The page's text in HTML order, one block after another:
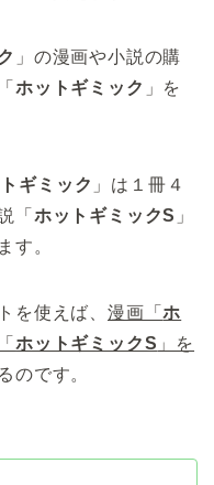
」の漫画や小説の購
ホットギミック 」を
ギミック 」は１冊４
「 ホットギミックS 」
す。
を使えば、 漫画「ホ
ホットギミックS 」を
のです。